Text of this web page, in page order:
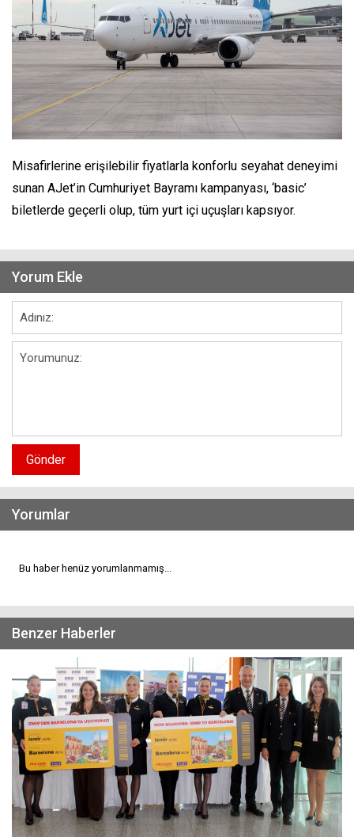
Misafirlerine erişilebilir fiyatlarla konforlu seyahat deneyimi
sunan AJet’in Cumhuriyet Bayramı kampanyası, ‘basic’
biletlerde geçerli olup, tüm yurt içi uçuşları kapsıyor.
Yorum Ekle
Gönder
Yorumlar
Bu haber henüz yorumlanmamış...
Benzer Haberler